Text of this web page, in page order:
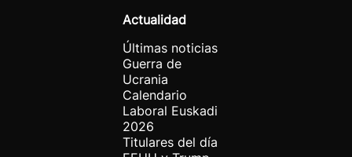
Actualidad
Últimas noticias
Guerra de
Ucrania
Calendario
Laboral Euskadi
2026
Titulares del día